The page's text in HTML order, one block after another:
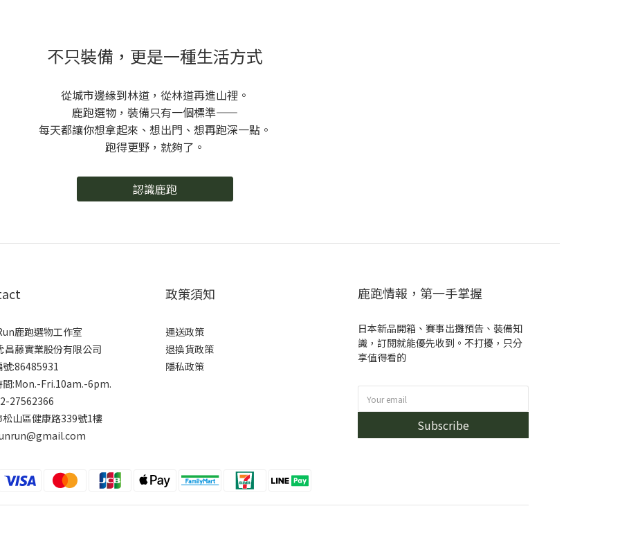
不只裝備，更是一種生活方式
從城市邊緣到林道，從林道再進山裡。
鹿跑選物，裝備只有一個標準——
每天都讓你想拿起來、想出門、想再跑深一點。
跑得更野，就夠了。
認識鹿跑
鹿跑選物工作室
昌藤實業股份有限公司
:86485931
間:Mon.-Fri.10am.-6pm.
27562366
松山區健康路339號1樓
政策須知
運送政策
退換貨政策
隱私政策
鹿跑情報，第一手掌握
日本新品開箱、賽事出攤預告、裝備知
識，訂閱就能優先收到。不打擾，只分
享值得看的
Subscribe